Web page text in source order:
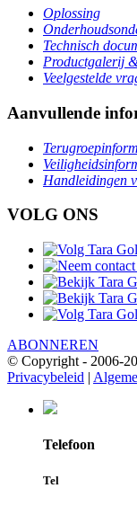
Oplossing
Technisch
Productgalerij
Veelgestelde
Aanvullende
Handleidingen
VOLG ONS
ABONNEREN
© Copyright - 2006-
Privacybeleid |
Telefoon
Tel